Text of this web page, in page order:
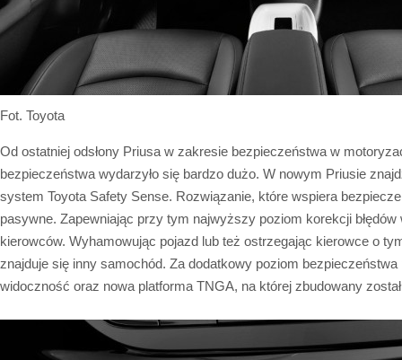
Fot. Toyota
Od ostatniej odsłony Priusa w zakresie bezpieczeństwa w
bezpieczeństwa wydarzyło się bardzo dużo. W nowym Priusie
system Toyota Safety Sense. Rozwiązanie, które wspiera
pasywne. Zapewniając przy tym najwyższy poziom korekcji
kierowców. Wyhamowując pojazd lub też ostrzegając kierowce o
znajduje się inny samochód. Za dodatkowy poziom bezpieczeństwa
widoczność oraz nowa platforma TNGA, na której zbudowany